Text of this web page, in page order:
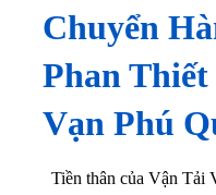
Chuyển
Phan
Vạn Phú
Tiền thân của Vận Tải